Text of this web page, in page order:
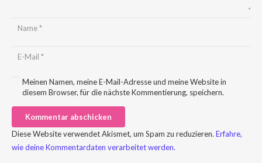
Meinen Namen, meine E-Mail-Adresse und meine Website in
diesem Browser, für die nächste Kommentierung, speichern.
Kommentar abschicken
Diese Website verwendet Akismet, um Spam zu reduzieren. Erfahre,
wie deine Kommentardaten verarbeitet werden.